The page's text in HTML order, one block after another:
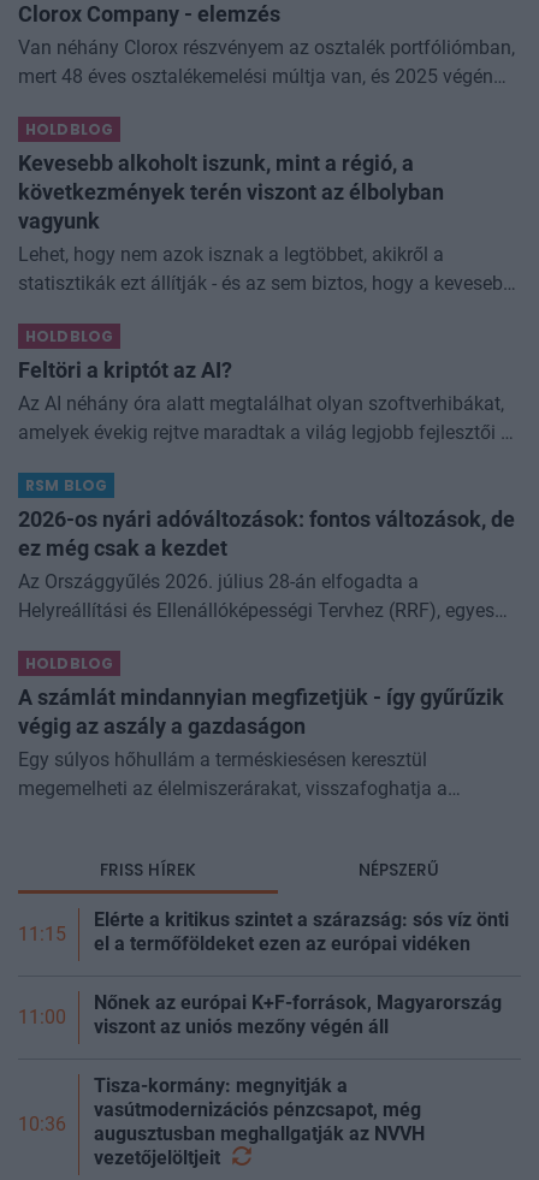
Clorox Company - elemzés
Van néhány Clorox részvényem az osztalék portfóliómban,
mert 48 éves osztalékemelési múltja van, és 2025 végén
dividend king-et. Azt
HOLDBLOG
Kevesebb alkoholt iszunk, mint a régió, a
következmények terén viszont az élbolyban
vagyunk
Lehet, hogy nem azok isznak a legtöbbet, akikről a
statisztikák ezt állítják - és az sem biztos, hogy a kevesebb
Kevesebb alkoholt iszunk
HOLDBLOG
Feltöri a kriptót az AI?
Az AI néhány óra alatt megtalálhat olyan szoftverhibákat,
amelyek évekig rejtve maradtak a világ legjobb fejlesztői és
különösen nagy...
RSM BLOG
2026-os nyári adóváltozások: fontos változások, de
ez még csak a kezdet
Az Országgyűlés 2026. július 28-án elfogadta a
Helyreállítási és Ellenállóképességi Tervhez (RRF), egyes
kapcsolódó adóintézkedésekről, v
HOLDBLOG
A számlát mindannyian megfizetjük - így gyűrűzik
végig az aszály a gazdaságon
Egy súlyos hőhullám a terméskiesésen keresztül
megemelheti az élelmiszerárakat, visszafoghatja a
FRISS HÍREK NÉPSZERŰ
11:15
Elérte a kritikus szintet a szárazság: sós víz önti
el a termőföldeket ezen az európai vidéken
11:00
Nőnek az európai K+F-források, Magyarország
viszont az uniós mezőny végén áll
10:36
Tisza-kormány: megnyitják a
vasútmodernizációs pénzcsapot, még
augusztusban meghallgatják az NVVH
vezetőjelöltjeit